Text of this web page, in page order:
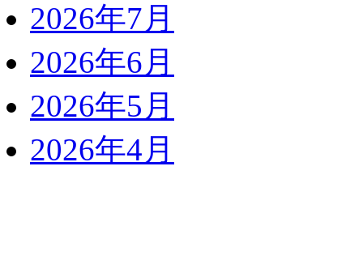
2026年7月
2026年6月
2026年5月
2026年4月